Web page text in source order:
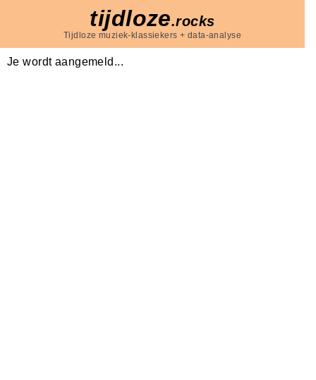
tijdloze.rocks
Tijdloze muziek-klassiekers + data-analyse
Je wordt aangemeld...